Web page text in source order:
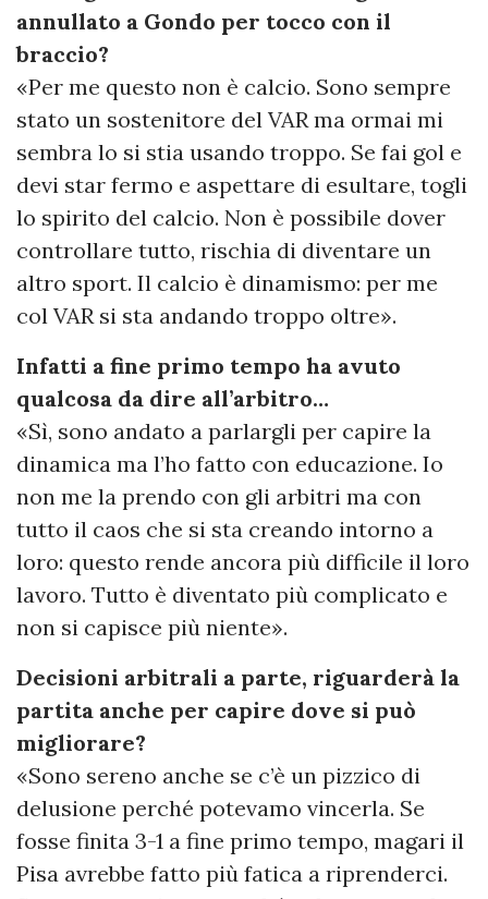
annullato a Gondo per tocco con il
braccio?
«Per me questo non è calcio. Sono sempre
stato un sostenitore del VAR ma ormai mi
sembra lo si stia usando troppo. Se fai gol e
devi star fermo e aspettare di esultare, togli
lo spirito del calcio. Non è possibile dover
controllare tutto, rischia di diventare un
altro sport. Il calcio è dinamismo: per me
col VAR si sta andando troppo oltre».
Infatti a fine primo tempo ha avuto
qualcosa da dire all’arbitro…
«Sì, sono andato a parlargli per capire la
dinamica ma l’ho fatto con educazione. Io
non me la prendo con gli arbitri ma con
tutto il caos che si sta creando intorno a
loro: questo rende ancora più difficile il loro
lavoro. Tutto è diventato più complicato e
non si capisce più niente».
Decisioni arbitrali a parte, riguarderà la
partita anche per capire dove si può
migliorare?
«Sono sereno anche se c’è un pizzico di
delusione perché potevamo vincerla. Se
fosse finita 3-1 a fine primo tempo, magari il
Pisa avrebbe fatto più fatica a riprenderci.